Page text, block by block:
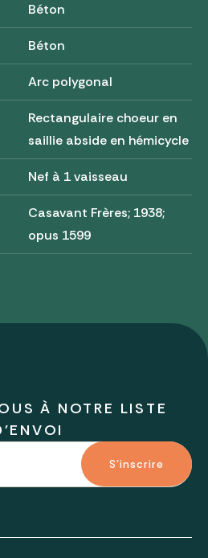
Béton
Béton
Arc polygonal
Rectangulaire choeur en
saillie abside en hémicycle
Nef à 1 vaisseau
Casavant Frères; 1938;
opus 1599
À NOTRE LISTE
S'inscrire